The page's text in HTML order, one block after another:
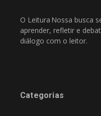
O Leitura Nossa busca
aprender, refletir e
diálogo com o leitor.
Categorias